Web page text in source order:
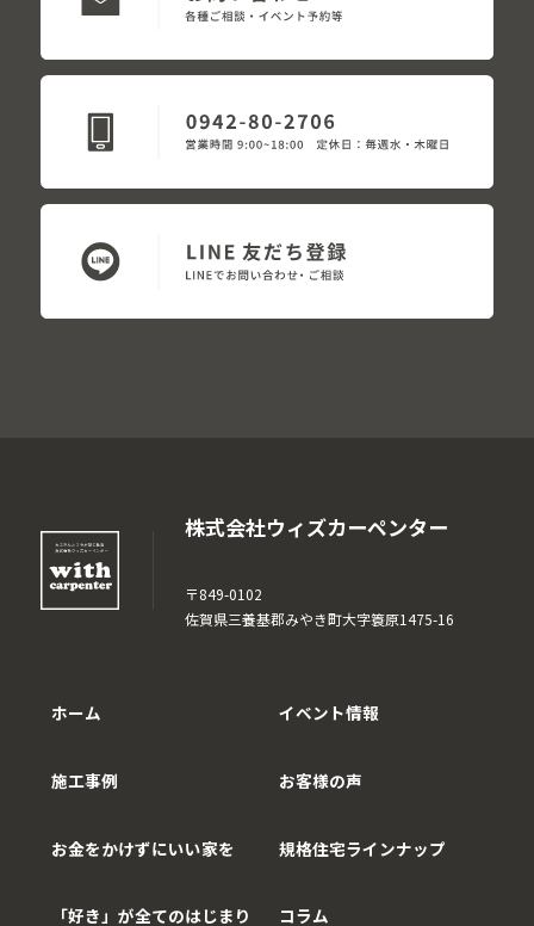
株式会社ウィズカーペンター
〒849-0102
佐賀県三養基郡みやき町大字簑原1475-16
ホーム
施工事例
お金をかけずにいい家を
「好き」が全てのはじまり
イベント情報
お客様の声
規格住宅ラインナップ
コラム